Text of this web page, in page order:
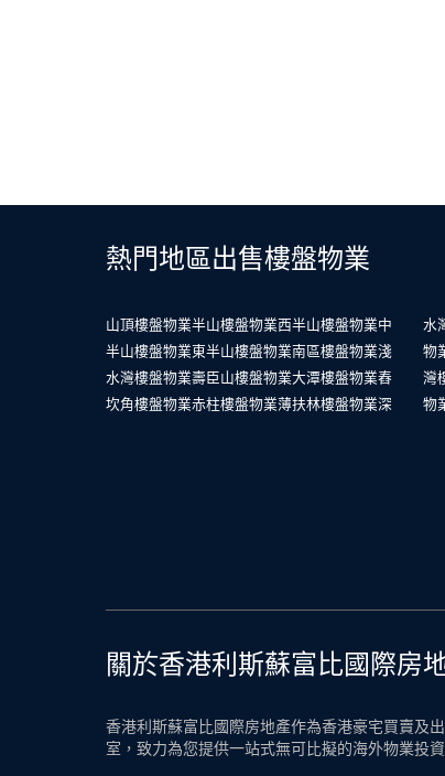
熱門地區出售樓盤物業
山頂樓盤物業半山樓盤物業西半山樓盤物業中
半山樓盤物業東半山樓盤物業南區樓盤物業淺
水灣樓盤物業壽臣山樓盤物業大潭樓盤物業舂
坎角樓盤物業赤柱樓盤物業薄扶林樓盤物業深
水
物
灣
物
關於香港利斯蘇富比國際房
香港利斯蘇富比國際房地產作為香港豪宅買賣及
室，致力為您提供一站式無可比擬的海外物業投